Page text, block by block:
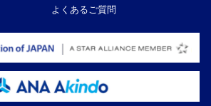
よくあるご質問